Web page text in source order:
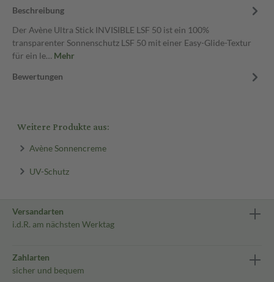
Beschreibung
Der Avène Ultra Stick INVISIBLE LSF 50 ist ein 100%
transparenter Sonnenschutz LSF 50 mit einer Easy-Glide-Textur
für ein le… Mehr
Bewertungen
Weitere Produkte aus:
Avène Sonnencreme
UV-Schutz
Versandarten
i.d.R. am nächsten Werktag
Zahlarten
sicher und bequem